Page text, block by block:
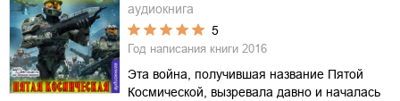
аудиокнига
5
Год написания книги 2016
Эта война, получившая название Пятой
Космической, вызревала давно и началась